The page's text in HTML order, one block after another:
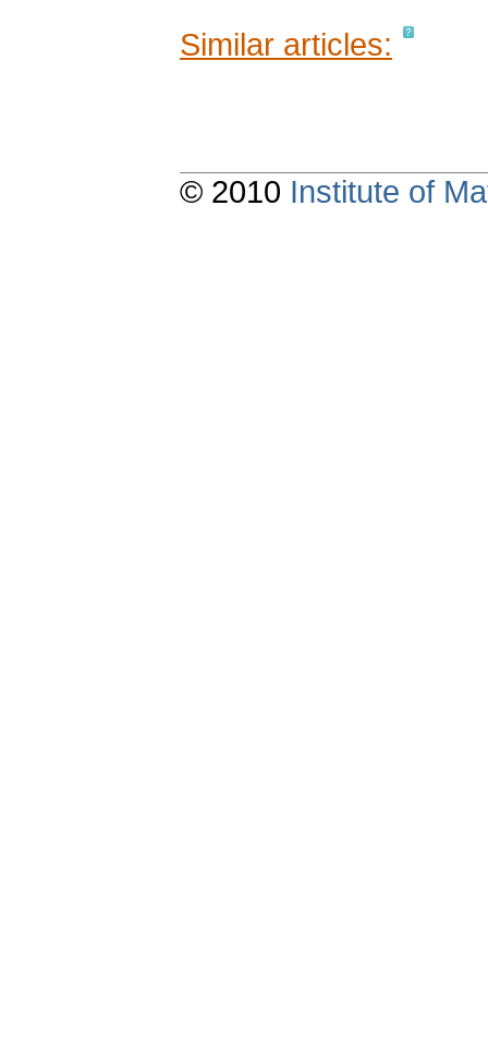
Similar articles:
© 2010 Institute of